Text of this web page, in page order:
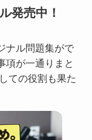
発売中！
ナル問題集がで
項が一通りまと
ての役割も果た